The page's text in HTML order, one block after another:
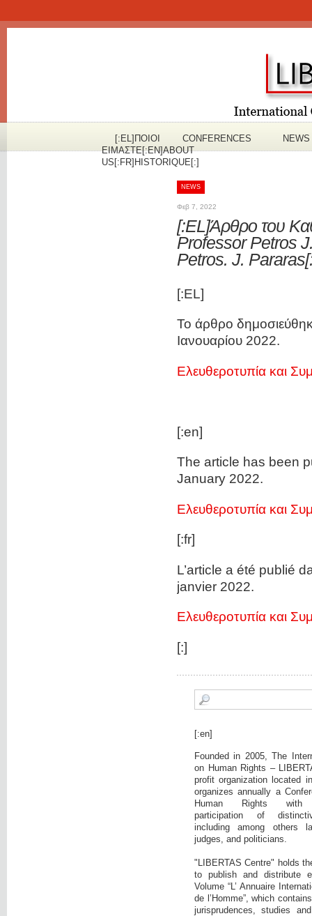
[:EL]ΠOΙΟΙ
ΕΙΜΑΣΤΕ[:EN]ABOUT
US[:FR]HISTORIQUE[:]
CONFERENCES NEWS
NEWS
Φεβ 7, 2022
[:EL]Άρθρο του
Professor Petros
Petros. J.
[:EL]
Το άρθρο
Ιανουαρίου 2022.
Ελευθεροτυπία και
[:en]
The article has been
January 2022.
Ελευθεροτυπία και
[:fr]
L’article a été publié
janvier 2022.
Ελευθεροτυπία και
[:]
[:en]
Founded in 2005, The
on Human Rights –
profit organization located
organizes annually a
Human Rights with
participation of
including among others
judges, and politicians.
"LIBERTAS Centre" holds
to publish and distribute
Volume “L’ Annuaire
de l’Homme”, which
jurisprudences, studies